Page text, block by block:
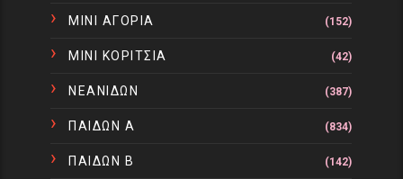
ΜΙΝΙ ΑΓΟΡΙΑ (152)
ΜΙΝΙ ΚΟΡΙΤΣΙΑ (42)
ΝΕΑΝΙΔΩΝ (387)
ΠΑΙΔΩΝ Α (834)
ΠΑΙΔΩΝ Β (142)